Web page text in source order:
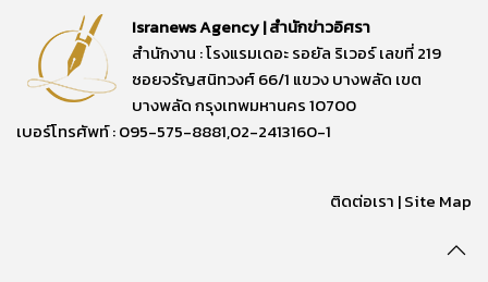
Isranews Agency | สำนักข่าวอิศรา
สำนักงาน : โรงแรมเดอะ รอยัล ริเวอร์ เลขที่ 219
ซอยจรัญสนิทวงศ์ 66/1 แขวง บางพลัด เขต
บางพลัด กรุงเทพมหานคร 10700
เบอร์โทรศัพท์ : 095-575-8881,02-2413160-1
ติดต่อเรา |Site Map